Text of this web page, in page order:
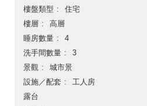
樓盤類型
住宅
樓層
高層
睡房數量
4
洗手間數量
3
景觀
城市景
設施／配套
工人房
露台